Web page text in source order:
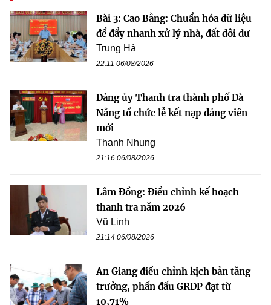
Bài 3: Cao Bằng: Chuẩn hóa dữ liệu
để đẩy nhanh xử lý nhà, đất dôi dư
Trung Hà
22:11 06/08/2026
Đảng ủy Thanh tra thành phố Đà
Nẵng tổ chức lễ kết nạp đảng viên
mới
Thanh Nhung
21:16 06/08/2026
Lâm Đồng: Điều chỉnh kế hoạch
thanh tra năm 2026
Vũ Linh
21:14 06/08/2026
An Giang điều chỉnh kịch bản tăng
trưởng, phấn đấu GRDP đạt từ
10,71%